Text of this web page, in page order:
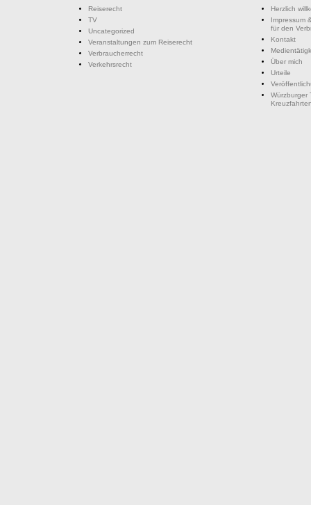
Reiserecht
TV
Uncategorized
Veranstaltungen zum Reiserecht
Verbraucherrecht
Verkehrsrecht
Herzlich
Impressum
für den
Kontakt
Über mich
Urteile
Würzburger